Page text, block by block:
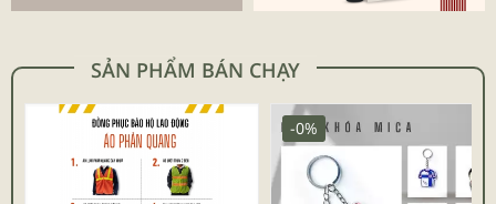
SẢN PHẨM BÁN CHẠY
-0%